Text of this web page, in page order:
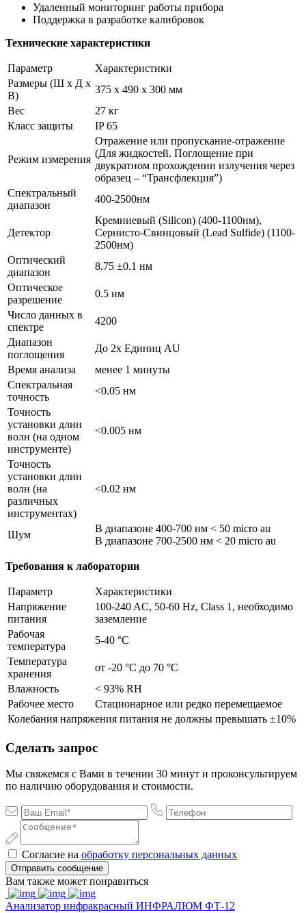
Удаленный мониторинг работы прибора
Поддержка в разработке калибровок
Технические характеристики
Параметр
Характеристики
Размеры (Ш x Д x
В)
375 x 490 x 300 мм
Вес
27 кг
Класс защиты
IP 65
Режим измерения
Отражение или пропускание-отражение
(Для жидкостей. Поглощение при
двукратном прохождении излучения через
образец – “Трансфлекция”)
Спектральный
диапазон
400-2500нм
Детектор
Кремниевый (Silicon) (400-1100нм),
Сернисто-Свинцовый (Lead Sulfide) (1100-
2500нм)
Оптический
диапазон
8.75 ±0.1 нм
Оптическое
разрешение
0.5 нм
Число данных в
спектре
4200
Диапазон
поглощения
До 2х Единиц AU
Время анализа
менее 1 минуты
Спектральная
точность
<0.05 нм
Точность
установки длин
волн (на одном
инструменте)
<0.005 нм
Точность
установки длин
волн (на
различных
инструментах)
<0.02 нм
Шум
В диапазоне 400-700 нм < 50 micro au
В диапазоне 700-2500 нм < 20 micro au
Требования к лаборатории
Параметр
Характеристики
Напряжение
питания
100-240 AC, 50-60 Hz, Class 1, необходимо
заземление
Рабочая
температура
5-40 °C
Температура
хранения
от -20 °C до 70 °C
Влажность
< 93% RH
Рабочее место
Стационарное или редко перемещаемое
Колебания напряжения питания не должны превышать ±10%
Сделать запрос
Мы свяжемся с Вами в течении 30 минут и проконсультируем
по наличию оборудования и стоимости.
Согласие на обработку персональных данных
Отправить сообщение
Вам также может понравиться
Анализатор инфракрасный ИНФРАЛЮМ ФТ-12